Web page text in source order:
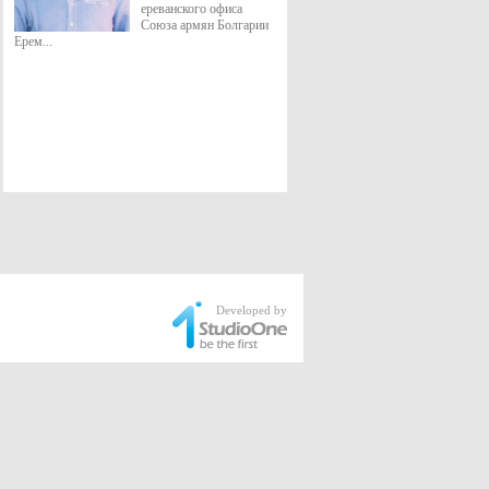
ереванского офиса
Союза армян Болгарии
Ерем...
Developed by